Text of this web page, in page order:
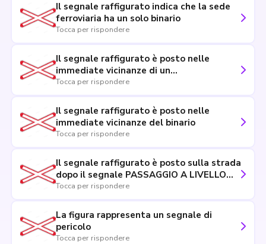
Il segnale raffigurato indica che la sede
ferroviaria ha un solo binario
Tocca per rispondere
Il segnale raffigurato è posto nelle
immediate vicinanze di un
attraversamento ferroviario senza
Tocca per rispondere
Il segnale raffigurato è posto nelle
immediate vicinanze del binario
Tocca per rispondere
Il segnale raffigurato è posto sulla strada
dopo il segnale PASSAGGIO A LIVELLO
SENZA BARRIERE
Tocca per rispondere
La figura rappresenta un segnale di
pericolo
Tocca per rispondere